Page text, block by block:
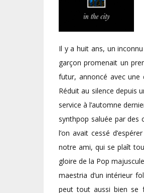
Il y a huit ans, un
garçon promenait un
futur, annoncé avec une
Réduit au silence depuis
service à l’automne
synthpop saluée par des
l’on avait cessé
notre ami, qui se plaît
gloire de la Pop
maestria d’un intérieur
peut tout aussi bien se